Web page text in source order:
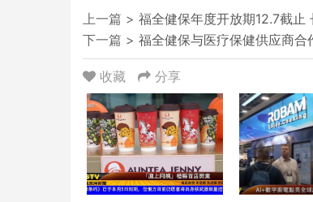
上一篇 > 福全健保年度开放期12.7截止
下一篇 > 福全健保与医疗保健供应商合
收藏 分享